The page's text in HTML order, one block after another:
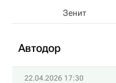
Зенит
Автодор
22.04.2026 17:30